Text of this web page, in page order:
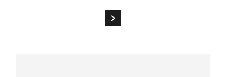
chevron_right